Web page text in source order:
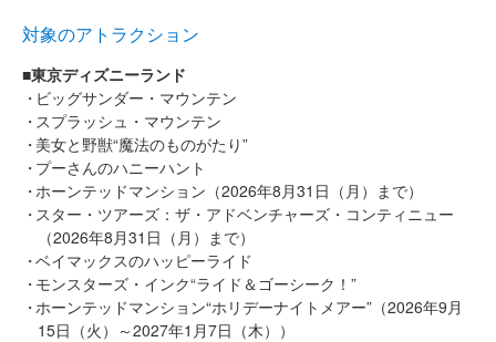
対象のアトラクション
■東京ディズニーランド
ビッグサンダー・マウンテン
スプラッシュ・マウンテン
美女と野獣“魔法のものがたり”
プーさんのハニーハント
ホーンテッドマンション（2026年8月31日（月）まで）
スター・ツアーズ：ザ・アドベンチャーズ・コンティニュー
（2026年8月31日（月）まで）
ベイマックスのハッピーライド
モンスターズ・インク“ライド＆ゴーシーク！”
ホーンテッドマンション“ホリデーナイトメアー”（2026年9月
15日（火）～2027年1月7日（木））